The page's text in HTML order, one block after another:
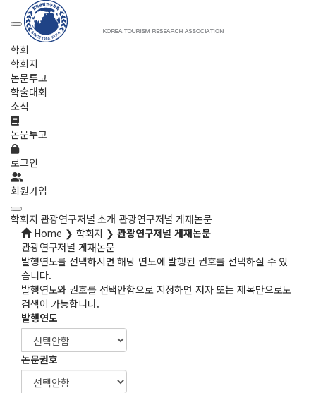
학회
학회지
논문투고
학술대회
소식
논문투고
로그인
회원가입
학회지 관광연구저널 소개 관광연구저널 게재논문
Home ❯ 학회지 ❯ 관광연구저널 게재논문
관광연구저널 게재논문
발행연도를 선택하시면 해당 연도에 발행된 권호를 선택하실 수 있
습니다.
발행연도와 권호를 선택안함으로 지정하면 저자 또는 제목만으로도
검색이 가능합니다.
발행연도
논문권호